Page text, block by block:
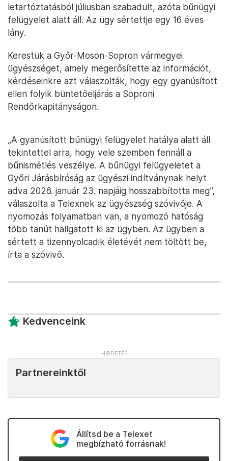
letartóztatásból júliusban szabadult, azóta bűnügyi
felügyelet alatt áll. Az ügy sértettje egy 16 éves
lány.
Kerestük a Győr-Moson-Sopron vármegyei
ügyészséget, amely megerősítette az információt,
kérdéseinkre azt válaszolták, hogy egy gyanúsított
ellen folyik büntetőeljárás a Soproni
Rendőrkapitányságon.
„A gyanúsított bűnügyi felügyelet hatálya alatt áll
tekintettel arra, hogy vele szemben fennáll a
bűnismétlés veszélye. A bűnügyi felügyeletet a
Győri Járásbíróság az ügyészi indítványnak helyt
adva 2026. január 23. napjáig hosszabbította meg”,
válaszolta a Telexnek az ügyészség szóvivője. A
nyomozás folyamatban van, a nyomozó hatóság
több tanút hallgatott ki az ügyben. Az ügyben a
sértett a tizennyolcadik életévét nem töltött be,
írta a szóvivő.
Kedvenceink
Partnereinktől
Állítsd be a Telexet
megbízható forrásnak!